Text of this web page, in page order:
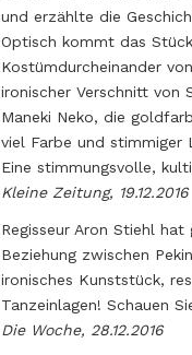
und erzählte die
Optisch kommt das
Kostümdurcheinander
ironischer Verschnitt von
Maneki Neko, die
viel Farbe und stimmiger
Eine stimmungsvolle,
Kleine Zeitung, 19.12.2016
Regisseur Aron Stiehl
Beziehung zwischen
ironisches Kunststück,
Tanzeinlagen! Schauen
Die Woche, 28.12.2016